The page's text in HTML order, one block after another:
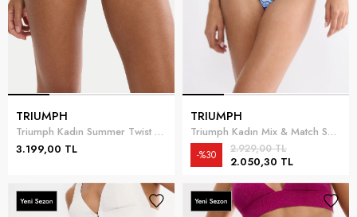
TRIUMPH
Triumph Kadın Summer Twist Midi 01 Bikini Altı Fuşya
3.199,00 TL
TRIUMPH
Triumph Kadın Mix & Match Summer Tai pt Bikini Altı Mavi
2.050,30 TL
2.929,00 TL
%30